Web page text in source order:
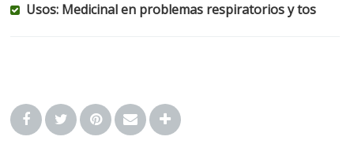
Usos: Medicinal en problemas respiratorios y tos